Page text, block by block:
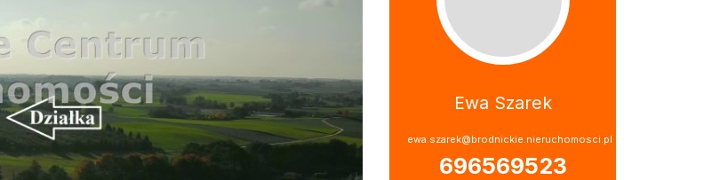
Ewa Szarek
ewa.szarek@brodnickie.nieruchomosci.pl
696569523